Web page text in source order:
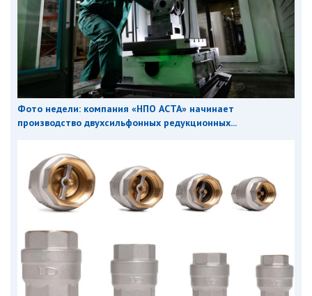
Фото недели: компания «НПО АСТА» начинает
производство двухсильфонных редукционных...